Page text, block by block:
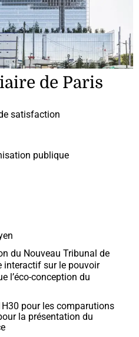
de Paris
satisfaction
publique
du Nouveau Tribunal de
interactif sur le pouvoir
l’éco-conception du
pour les comparutions
la présentation du